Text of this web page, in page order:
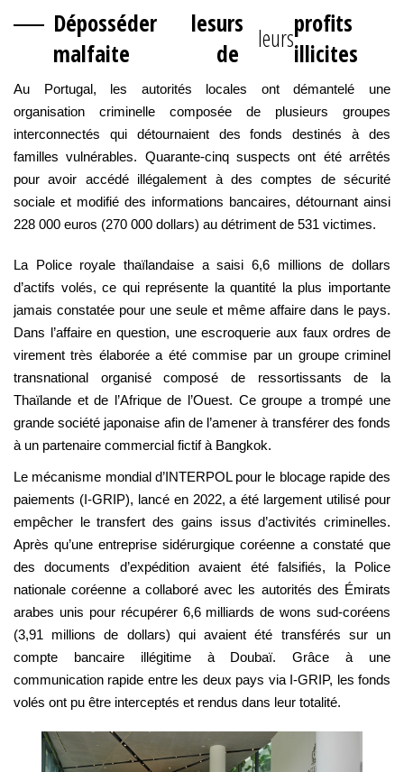
Déposséder les
malfaite
urs
de
leursprofits
illicites
Au Portugal, les autorités locales ont démantelé une
organisation criminelle composée de plusieurs groupes
interconnectés qui détournaient des fonds destinés à des
familles vulnérables. Quarante-cinq suspects ont été arrêtés
pour avoir accédé illégalement à des comptes de sécurité
sociale et modifié des informations bancaires, détournant ainsi
228 000 euros (270 000 dollars) au détriment de 531 victimes.
La Police royale thaïlandaise a saisi 6,6 millions de dollars
d’actifs volés, ce qui représente la quantité la plus importante
jamais constatée pour une seule et même affaire dans le pays.
Dans l’affaire en question, une escroquerie aux faux ordres de
virement très élaborée a été commise par un groupe criminel
transnational organisé composé de ressortissants de la
Thaïlande et de l’Afrique de l’Ouest. Ce groupe a trompé une
grande société japonaise afin de l’amener à transférer des fonds
à un partenaire commercial fictif à Bangkok.
Le mécanisme mondial d’INTERPOL pour le blocage rapide des
paiements (I-GRIP), lancé en 2022, a été largement utilisé pour
empêcher le transfert des gains issus d’activités criminelles.
Après qu’une entreprise sidérurgique coréenne a constaté que
des documents d’expédition avaient été falsifiés, la Police
nationale coréenne a collaboré avec les autorités des Émirats
arabes unis pour récupérer 6,6 milliards de wons sud-coréens
(3,91 millions de dollars) qui avaient été transférés sur un
compte bancaire illégitime à Doubaï. Grâce à une
communication rapide entre les deux pays via I-GRIP, les fonds
volés ont pu être interceptés et rendus dans leur totalité.